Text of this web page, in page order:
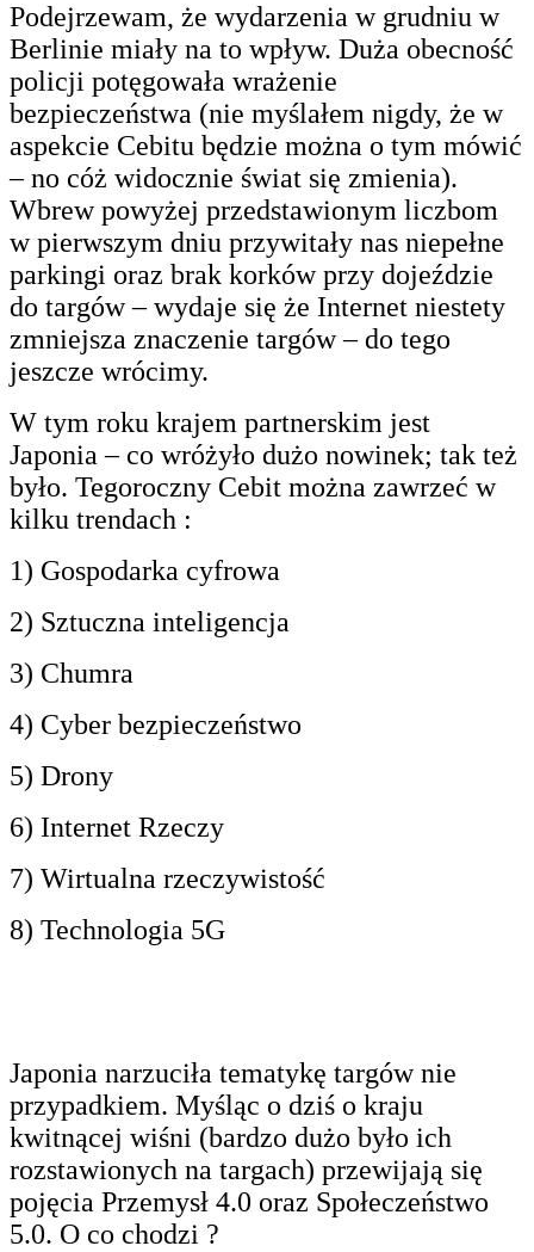
Podejrzewam, że wydarzenia w grudniu w
Berlinie miały na to wpływ. Duża obecność
policji potęgowała wrażenie
bezpieczeństwa (nie myślałem nigdy, że w
aspekcie Cebitu będzie można o tym mówić
– no cóż widocznie świat się zmienia).
Wbrew powyżej przedstawionym liczbom
w pierwszym dniu przywitały nas niepełne
parkingi oraz brak korków przy dojeździe
do targów – wydaje się że Internet niestety
zmniejsza znaczenie targów – do tego
jeszcze wrócimy.
W tym roku krajem partnerskim jest
Japonia – co wróżyło dużo nowinek; tak też
było. Tegoroczny Cebit można zawrzeć w
kilku trendach :
1) Gospodarka cyfrowa
2) Sztuczna inteligencja
3) Chumra
4) Cyber bezpieczeństwo
5) Drony
6) Internet Rzeczy
7) Wirtualna rzeczywistość
8) Technologia 5G
Japonia narzuciła tematykę targów nie
przypadkiem. Myśląc o dziś o kraju
kwitnącej wiśni (bardzo dużo było ich
rozstawionych na targach) przewijają się
pojęcia Przemysł 4.0 oraz Społeczeństwo
5.0. O co chodzi ?